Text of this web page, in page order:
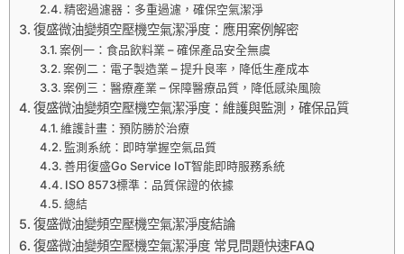
精密過濾器：多重過濾，確保空氣潔淨
復盛微油變頻空壓機空氣潔淨度：應用案例解密
案例一：食品飲料業 – 確保產品安全無虞
案例二：電子製造業 – 提升良率，降低生產成本
案例三：醫療產業 – 保障醫療品質，降低感染風險
復盛微油變頻空壓機空氣潔淨度：維護與監測，確保品質
維護計畫：預防勝於治療
監測系統：即時掌握空氣品質
善用復盛Go Service IoT智能即時服務系統
ISO 8573標準：品質保證的依據
總結
復盛微油變頻空壓機空氣潔淨度結論
復盛微油變頻空壓機空氣潔淨度 常見問題快速FAQ